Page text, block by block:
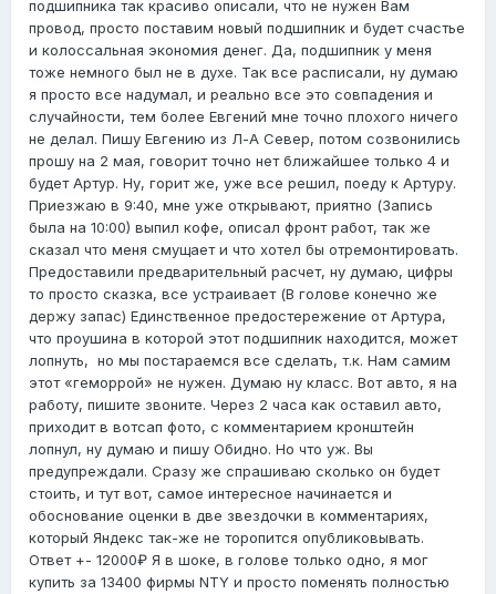
подшипника так красиво описали, что не нужен Вам
провод, просто поставим новый подшипник и будет счастье
и колоссальная экономия денег. Да, подшипник у меня
тоже немного был не в духе. Так все расписали, ну думаю
я просто все надумал, и реально все это совпадения и
случайности, тем более Евгений мне точно плохого ничего
не делал. Пишу Евгению из Л-А Север, потом созвонились
прошу на 2 мая, говорит точно нет ближайшее только 4 и
будет Артур. Ну, горит же, уже все решил, поеду к Артуру.
Приезжаю в 9:40, мне уже открывают, приятно (Запись
была на 10:00) выпил кофе, описал фронт работ, так же
сказал что меня смущает и что хотел бы отремонтировать.
Предоставили предварительный расчет, ну думаю, цифры
то просто сказка, все устраивает (В голове конечно же
держу запас) Единственное предостережение от Артура,
что проушина в которой этот подшипник находится, может
лопнуть, но мы постараемся все сделать, т.к. Нам самим
этот «геморрой» не нужен. Думаю ну класс. Вот авто, я на
работу, пишите звоните. Через 2 часа как оставил авто,
приходит в вотсап фото, с комментарием кронштейн
лопнул, ну думаю и пишу Обидно. Но что уж. Вы
предупреждали. Сразу же спрашиваю сколько он будет
стоить, и тут вот, самое интересное начинается и
обоснование оценки в две звездочки в комментариях,
который Яндекс так-же не торопится опубликовывать.
Ответ +- 12000₽ Я в шоке, в голове только одно, я мог
купить за 13400 фирмы NTY и просто поменять полностью